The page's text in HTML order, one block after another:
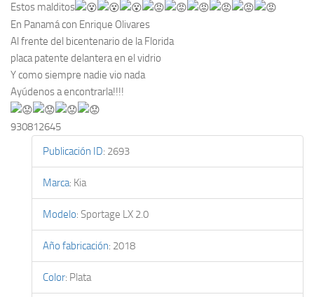
Estos malditos
En Panamá con Enrique Olivares
Al frente del bicentenario de la Florida
placa patente delantera en el vidrio
Y como siempre nadie vio nada
Ayúdenos a encontrarla!!!!
930812645
Publicación ID: 2693
Marca: Kia
Modelo: Sportage LX 2.0
Año fabricación: 2018
Color: Plata